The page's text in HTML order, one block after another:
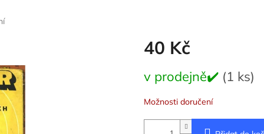
40 Kč
cena:
v prodejně✔️ (1 ks)
Možnosti doručení